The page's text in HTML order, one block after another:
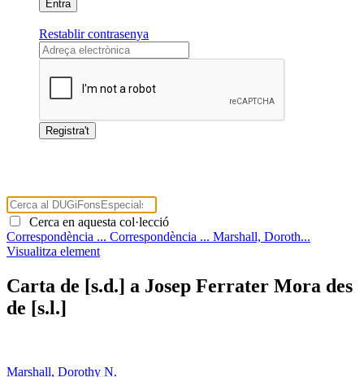
Restablir contrasenya
Cerca en aquesta col·lecció
Correspondència ... Correspondència ... Marshall, Doroth...
Visualitza element
Carta de [s.d.] a Josep Ferrater Mora des
de [s.l.]
Marshall, Dorothy N.